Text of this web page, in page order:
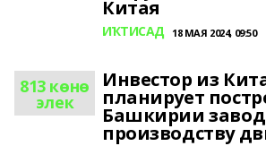
Китая
ИҠТИСАД 18 МАЯ 2024, 09:50
813 көнө
элек
Инвестор из
планирует
Башкирии
производству